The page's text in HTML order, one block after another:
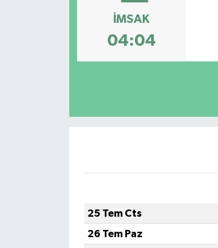
İMSAK
04:04
25 Tem Cts
26 Tem Paz
GİZLİLİK SÖZLEŞMESİ